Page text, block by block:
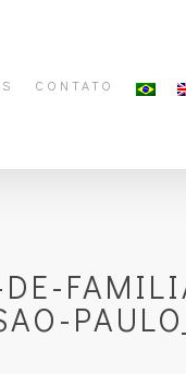
CONTATO